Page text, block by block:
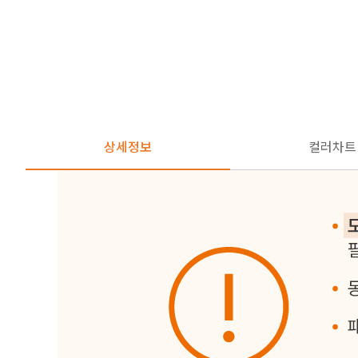
상세정보 컬러차트